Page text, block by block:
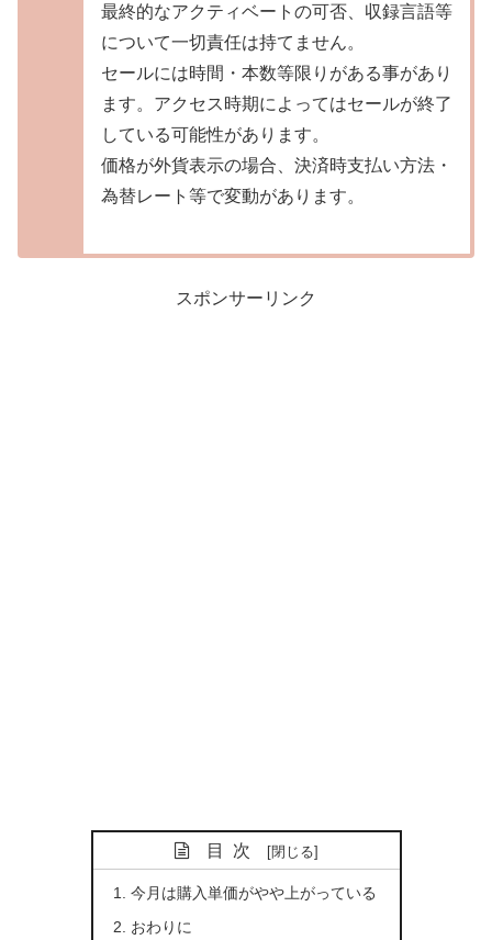
最終的なアクティベートの可否、収録言語等
について一切責任は持てません。
セールには時間・本数等限りがある事があり
ます。アクセス時期によってはセールが終了
している可能性があります。
価格が外貨表示の場合、決済時支払い方法・
為替レート等で変動があります。
スポンサーリンク
目次
今月は購入単価がやや上がっている
おわりに